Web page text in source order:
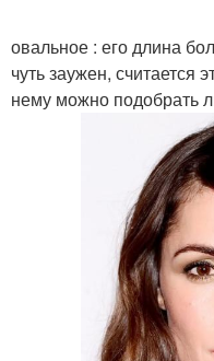
овальное : его длина
чуть заужен,
нему можно подобрать